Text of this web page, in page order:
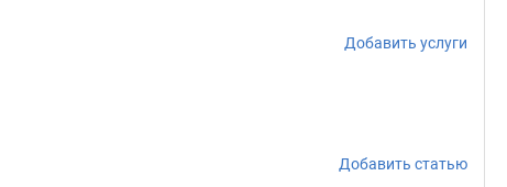
Добавить услуги
Добавить статью